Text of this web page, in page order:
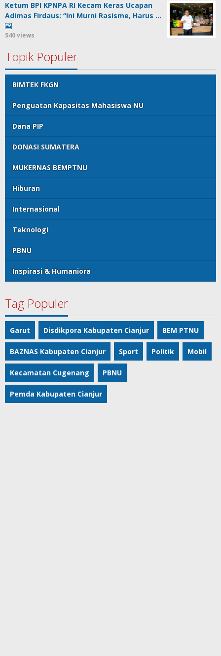
Ketum BPI KPNPA RI Kecam Keras Ucapan
Adimas Firdaus: “Ini Murni Rasisme, Harus …
540 views
Topik Populer
BIMTEK FKGN
Penguatan Kapasitas Mahasiswa NU
Dana PIP
DONASI SUMATERA
MUKERNAS BEMPTNU
Hiburan
Internasional
Teknologi
PBNU
Inspirasi & Humaniora
Tag Populer
Garut Disdikpora Kabupaten Cianjur BEM PTNU
BAZNAS Kabupaten Cianjur Sport Politik Mobil
Kecamatan Cugenang PBNU
Pemda Kabupaten Cianjur